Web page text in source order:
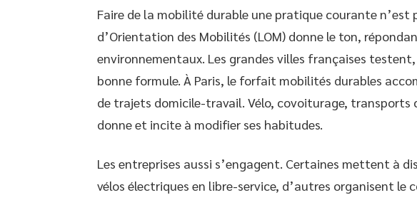
Faire de la mobilité durable une pratique courante n’est
d’Orientation des Mobilités (LOM) donne le ton,
environnementaux. Les grandes villes françaises
bonne formule. À Paris, le forfait mobilités durables
de trajets domicile-travail. Vélo, covoiturage,
donne et incite à modifier ses habitudes.
Les entreprises aussi s’engagent. Certaines mettent à
vélos électriques en libre-service, d’autres organisent le